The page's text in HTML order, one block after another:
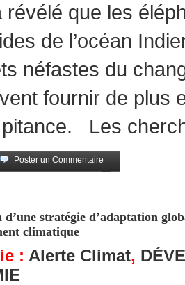
révélé que les
de l’océan
néfastes du
fournir de plus
Les
Poster un Commentaire
d’une stratégie d’adaptation
climatique
: Alerte Climat,